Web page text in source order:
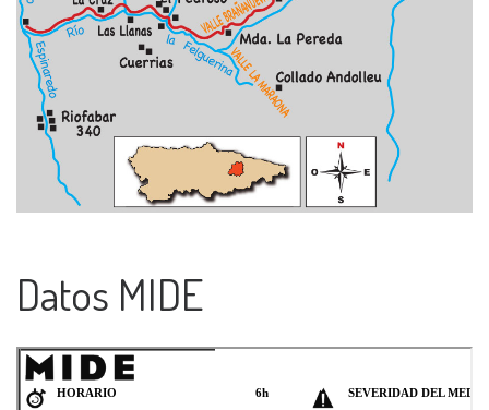
Datos MIDE